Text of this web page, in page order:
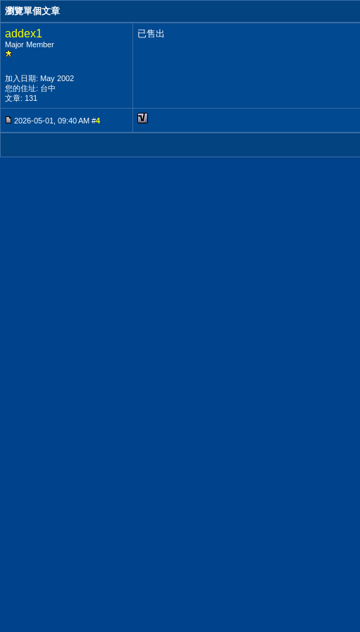
瀏覽單個文章
addex1
Major Member
加入日期: May 2002
您的住址: 台中
文章: 131
已售出
2026-05-01, 09:40 AM #4